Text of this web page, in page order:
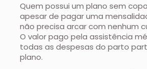
Quem possui um plano sem
apesar de pagar uma
não precisa arcar com nenhum
O valor pago pela assistência
todas as despesas do parto
plano.